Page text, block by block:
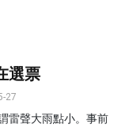
選票
27
雷聲大雨點小。事前